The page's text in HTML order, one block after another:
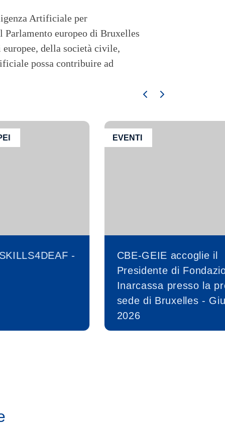
Artificiale per
europeo di Bruxelles
della società civile,
possa contribuire ad
-
EVENTI
CBE-GEIE accoglie il
Presidente di
Inarcassa presso la
sede di Bruxelles -
2026